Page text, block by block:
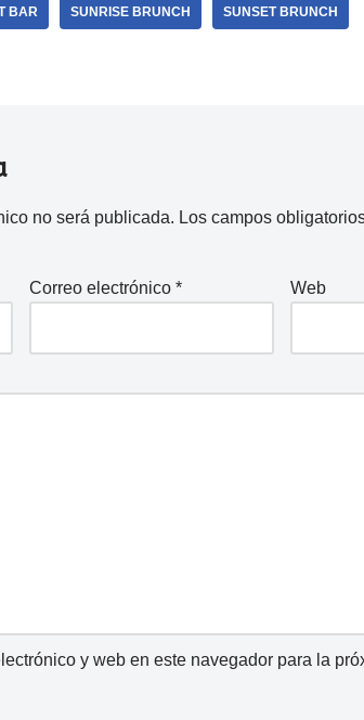
BAR SUNRISE BRUNCH SUNSET BRUNCH
no será publicada. Los campos
Correo electrónico * Web
y web en este navegador para la